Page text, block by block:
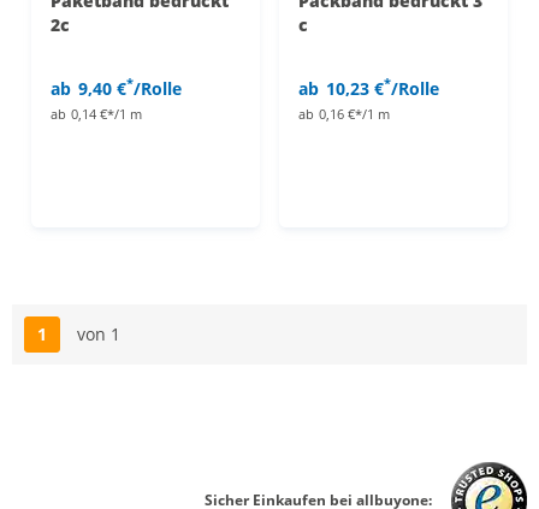
2c
ab 9,40 €*/Rolle
ab 0,14 €*/1 m
c
ab 10,23 €*/Rolle
ab 0,16 €*/1 m
Seite
1 von 1
Sicher Einkaufen bei allbuyone: